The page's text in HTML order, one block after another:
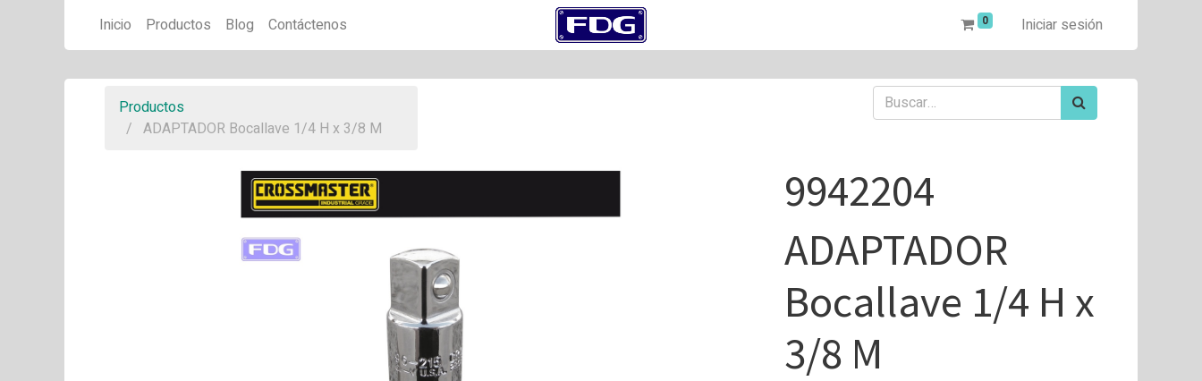
Inicio Productos Blog Contáctenos 0 Iniciar sesión
Productos
ADAPTADOR Bocallave 1/4 H x 3/8 M
9942204
ADAPTADOR
Bocallave 1/4 H x
3/8 M